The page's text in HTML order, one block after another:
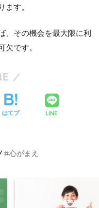
ます。
、その機会を最大限に利
欠です。
はてブ LINE
心がまえ